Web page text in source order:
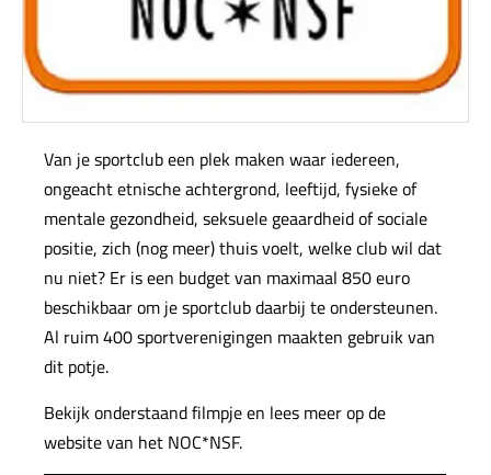
Van je sportclub een plek maken waar iedereen,
ongeacht etnische achtergrond, leeftijd, fysieke of
mentale gezondheid, seksuele geaardheid of sociale
positie, zich (nog meer) thuis voelt, welke club wil dat
nu niet? Er is een budget van maximaal 850 euro
beschikbaar om je sportclub daarbij te ondersteunen.
Al ruim 400 sportverenigingen maakten gebruik van
dit potje.
Bekijk onderstaand filmpje en lees meer op de
website van het NOC*NSF.